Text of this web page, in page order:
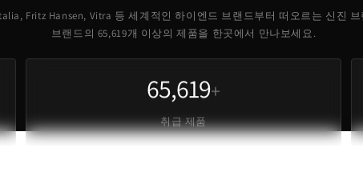
Fritz Hansen, Vitra 등 세계적인 하이엔드 브랜드부터 떠오르는 신진 브
브랜드의 65,619개 이상의 제품을 한곳에서 만나보세요.
65,619+
취급 제품